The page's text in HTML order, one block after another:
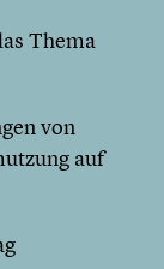
Thema
von
auf